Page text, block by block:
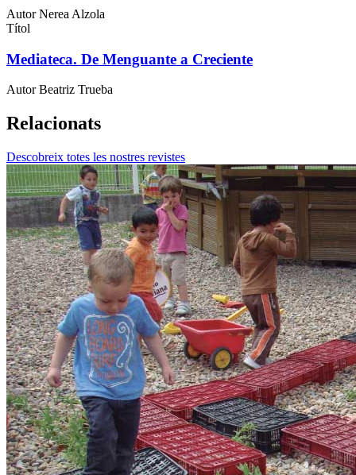
Autor Nerea Alzola
Títol
Mediateca. De Menguante a Creciente
Autor Beatriz Trueba
Relacionats
Descobreix totes les nostres revistes